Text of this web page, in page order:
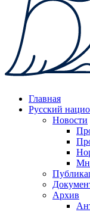
Главная
Русский
Новости
Архив